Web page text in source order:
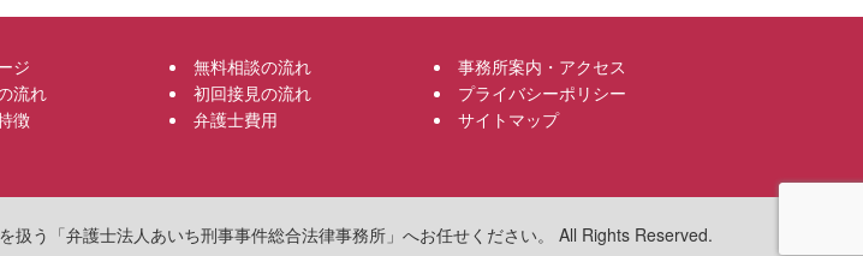
ジ
流れ
徴
無料相談の流れ
初回接見の流れ
弁護士費用
事務所案内・アクセス
プライバシーポリシー
サイトマップ
う「弁護士法人あいち刑事事件総合法律事務所」へお任せください。 All Rights Reserved.